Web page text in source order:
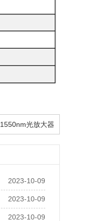
1550nm光放大器
2023-10-09
2023-10-09
2023-10-09